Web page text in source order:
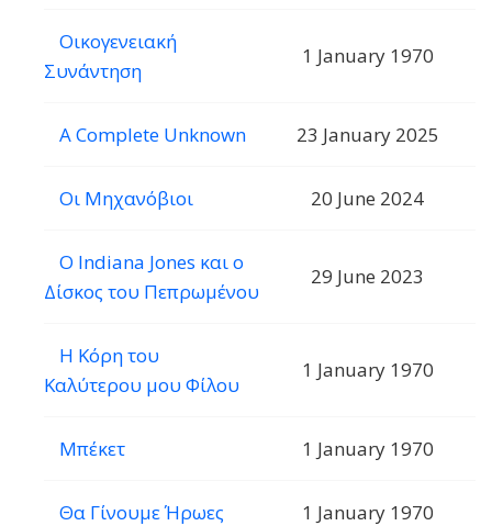
Οικογενειακή
Συνάντηση
1 January 1970
A Complete Unknown 23 January 2025
Οι Μηχανόβιοι 20 June 2024
Ο Indiana Jones και ο
Δίσκος του Πεπρωμένου
29 June 2023
Η Κόρη του
Καλύτερου μου Φίλου
1 January 1970
Μπέκετ 1 January 1970
Θα Γίνουμε Ήρωες 1 January 1970